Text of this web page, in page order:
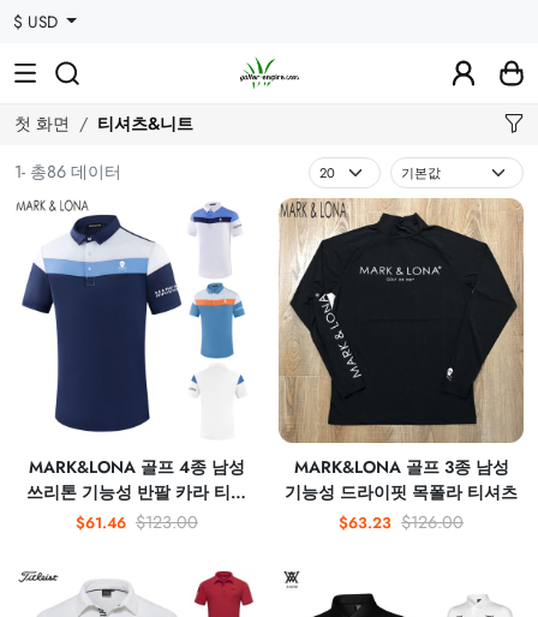
$ USD
첫 화면
티셔츠&니트
1- 총86 데이터
MARK&LONA 골프 4종 남성
쓰리톤 기능성 반팔 카라 티셔
츠
$61.46 $123.00
MARK&LONA 골프 3종 남성
기능성 드라이핏 목폴라 티셔츠
$63.23 $126.00